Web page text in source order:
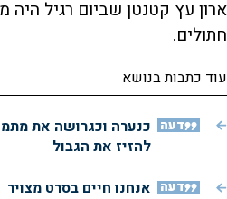
ארון עץ קטנטן שביום רגיל
חתולים.
עוד כתבות בנושא
דעה כנערה וכגרושה את
להזיז את הגבול
דעה אנחנו חיים בסרט מצויר